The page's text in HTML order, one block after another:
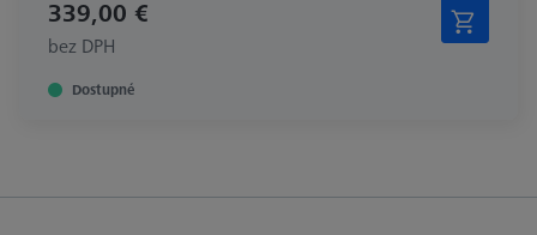
339,00 €
bez DPH
Dostupné